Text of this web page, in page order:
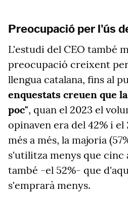
Preocupació per l'ús
L'estudi del CEO també
preocupació creixent
llengua catalana, fins al
enquestats creuen que
poc", quan el 2023 el
opinaven era del 42% i el
més a més, la majoria
s'utilitza menys que cinc
també -el 52%- que
s'emprarà menys.